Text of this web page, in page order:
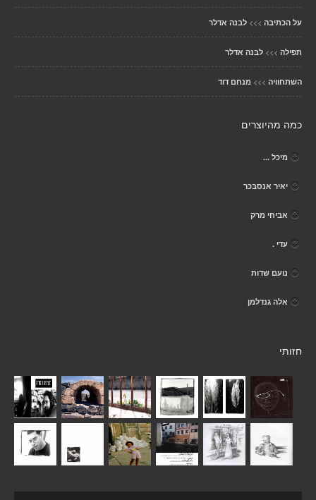
על הכתיבה >>> לבנה אדלר
תפילה >>> לבנה אדלר
השתחוויה >>> מנחם דוד
כמה מהיוצרים
מיכל ...
יאיר אנסבכר
אביחי מרק
עדי .
נועם שדות
אלה גנדלמן
חזותי